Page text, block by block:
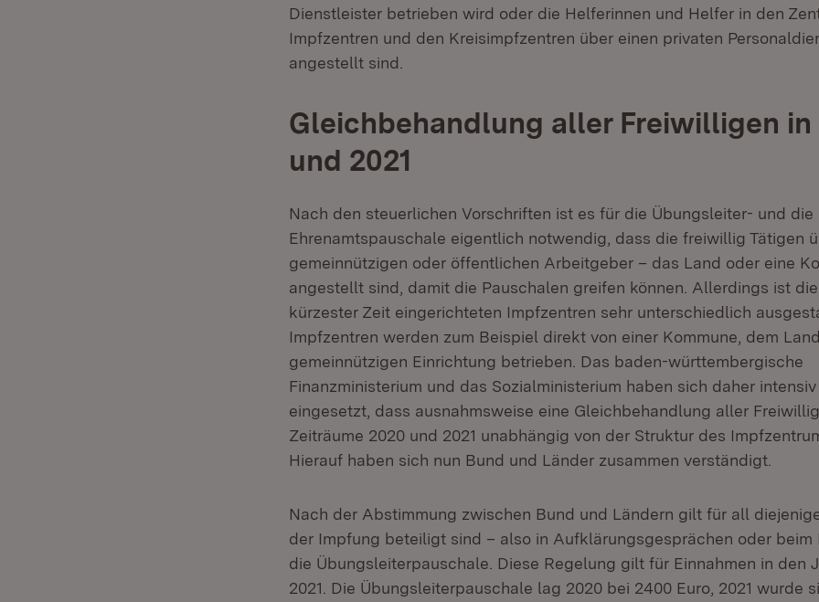
Dienstleister betrieben wird oder die Helferinnen und Helfer in den
Impfzentren und den Kreisimpfzentren über einen privaten
angestellt sind.
Gleichbehandlung aller Freiwilligen in
und 2021
Nach den steuerlichen Vorschriften ist es für die Übungsleiter- und die
Ehrenamtspauschale eigentlich notwendig, dass die freiwillig Tätigen
gemeinnützigen oder öffentlichen Arbeitgeber – das Land oder eine
angestellt sind, damit die Pauschalen greifen können. Allerdings ist
kürzester Zeit eingerichteten Impfzentren sehr unterschiedlich
Impfzentren werden zum Beispiel direkt von einer Kommune, dem
gemeinnützigen Einrichtung betrieben. Das baden-württembergische
Finanzministerium und das Sozialministerium haben sich daher
eingesetzt, dass ausnahmsweise eine Gleichbehandlung aller
Zeiträume 2020 und 2021 unabhängig von der Struktur des
Hierauf haben sich nun Bund und Länder zusammen verständigt.
Nach der Abstimmung zwischen Bund und Ländern gilt für all
der Impfung beteiligt sind – also in Aufklärungsgesprächen oder beim
die Übungsleiterpauschale. Diese Regelung gilt für Einnahmen in den
2021. Die Übungsleiterpauschale lag 2020 bei 2400 Euro, 2021 wurde